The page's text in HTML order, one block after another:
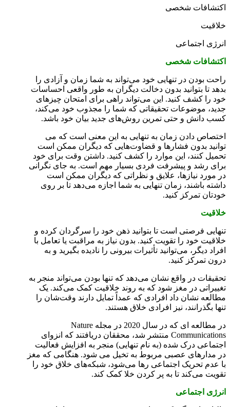
اکتشافات شخصی
خلاقیت
انرژی اجتماعی
اکتشافات شخصی
راحت بودن در تنهایی خود می‌تواند به شما زمان و آزادی را
بدهد تا بتوانید بدون دخالت دیگران به طور واقعی احساسات
خود را کشف کنید. این می‌تواند راهی برای امتحان چیزهای
جدید، موضوعات تحقیقاتی که شما را مجذوب خود می‌کند،
کسب دانش و حتی تمرین روش‌های جدید بیان خود باشد.
اختصاص دادن زمان به تنهایی به این معنی است که می
توانید بدون فشارها و قضاوت‌هایی که دیگران ممکن است
تحمیل کنند، این موارد را کشف کنید. داشتن وقت برای خود
برای رشد و پیشرفت فردی بسیار مهم است. به جای نگرانی
در مورد نیازها، علایق و نظراتی که دیگران ممکن است
داشته باشند، زمان تنهایی به شما اجازه می‌دهد تا بر روی
خودتان تمرکز کنید.
خلاقیت
تنهایی فرصتی است تا بتوانید ذهن خود را سرگردان کرده و
خلاقیت خود را تقویت کنید. بدون نیاز به مراقبت یا تعامل با
افراد دیگر، می‌توانید تأثیرات بیرونی را نادیده بگیرید و به
درون تمرکز کنید.
تحقیقات در واقع نشان می‌دهد که تنها بودن می‌تواند منجر به
تغییراتی در مغز شود که به روند خلاقیت کمک می‌کند. یک
مطالعه نشان داد افرادی که عمداً تمایل دارند وقت‌شان را
تنها بگذرانند، نیز افرادی خلاق هستند.
در مطالعه ای که در سال 2020 در مجله Nature
Communications منتشر شد، محققان دریافتند که انزوای
اجتماعی درک شده (به نام تنهایی) منجر به افزایش فعالیت
در مدارهای عصبی مربوط به تخیل می شود. هنگامی که مغز
با عدم تحریک اجتماعی رها می‌شود، شبکه‌های خلاق خود را
تقویت می‌کند تا به پر کردن خلا کمک کند.
انرژی اجتماعی